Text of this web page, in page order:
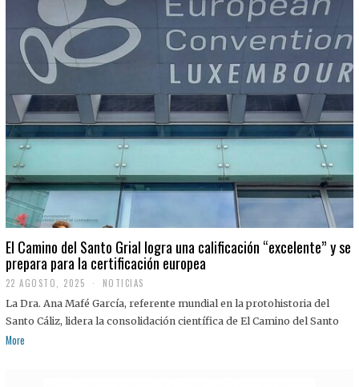
El Camino del Santo Grial logra una calificación “excelente” y se
prepara para la certificación europea
22 AGOSTO, 2025
2
A
G
NOTICIAS
La Dra. Ana Mafé García, referente mundial en la protohistoria del
Santo Cáliz, lidera la consolidación científica de El Camino del Santo
More